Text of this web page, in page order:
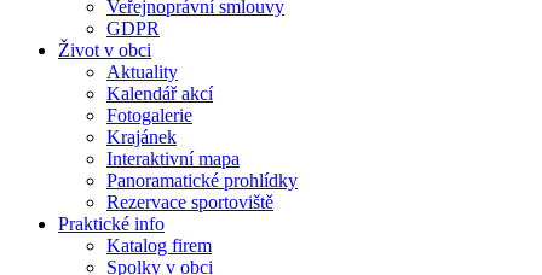
Veřejnoprávní smlouvy
GDPR
Život v obci
Aktuality
Kalendář akcí
Fotogalerie
Krajánek
Interaktivní mapa
Panoramatické prohlídky
Rezervace sportoviště
Praktické info
Katalog firem
Spolky v obci